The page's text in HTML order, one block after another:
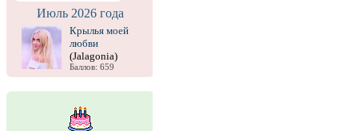
Июль 2026 года
Крылья моей
любви
(Jalagonia)
Баллов: 659